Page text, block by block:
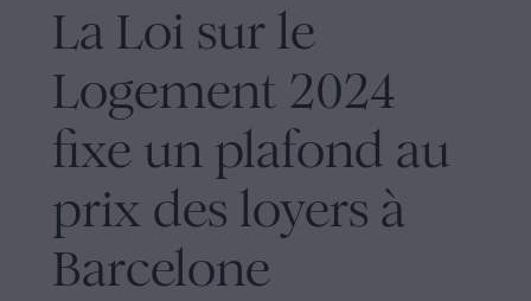
Contenus
Personalizar
cookies
Suivez-
La Loi sur le
Logement 2024
fixe un plafond au
prix des loyers à
Barcelone